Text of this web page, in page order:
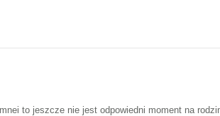
to jeszcze nie jest odpowiedni moment na